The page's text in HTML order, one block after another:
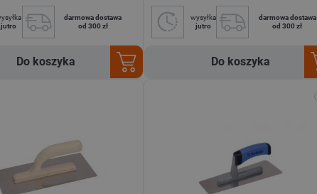
jutro
darmowa dostawa
od 300 zł
Do koszyka
wysyłka
jutro
darmowa dostawa
od 300 zł
Do koszyka